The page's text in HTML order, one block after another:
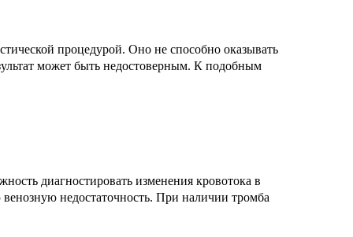
процедурой. Оно не способно оказывать
может быть недостоверным. К подобным
диагностировать изменения кровотока в
недостаточность. При наличии тромба